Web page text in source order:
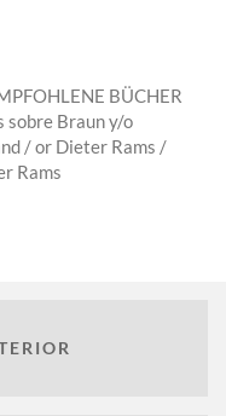
BÜCHER
sobre Braun y/o
/ or Dieter Rams /
Rams